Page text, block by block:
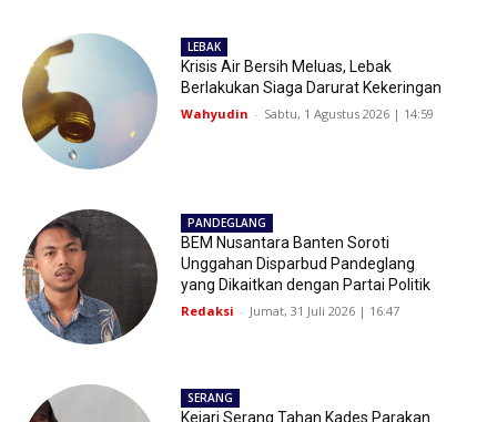
LEBAK
Krisis Air Bersih Meluas, Lebak
Berlakukan Siaga Darurat Kekeringan
Wahyudin - Sabtu, 1 Agustus 2026 | 14:59
PANDEGLANG
BEM Nusantara Banten Soroti
Unggahan Disparbud Pandeglang
yang Dikaitkan dengan Partai Politik
Redaksi - Jumat, 31 Juli 2026 | 16:47
SERANG
Kejari Serang Tahan Kades Parakan